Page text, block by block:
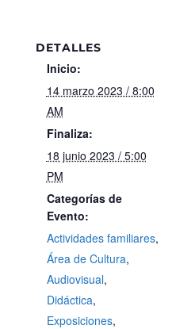
DETALLES
Inicio:
14 marzo 2023 / 8:00
AM
Finaliza:
18 junio 2023 / 5:00
PM
Categorías de
Evento:
Actividades familiares,
Área de Cultura,
Audiovisual,
Didáctica,
Exposiciones,